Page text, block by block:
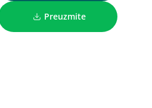
Preuzmite